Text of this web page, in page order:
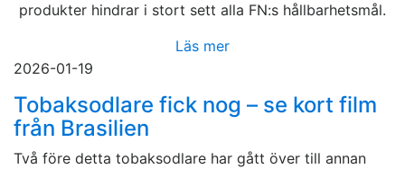
produkter hindrar i stort sett alla FN:s hållbarhetsmål.
Läs mer
2026-01-19
Tobaksodlare fick nog – se kort film
från Brasilien
Två före detta tobaksodlare har gått över till annan